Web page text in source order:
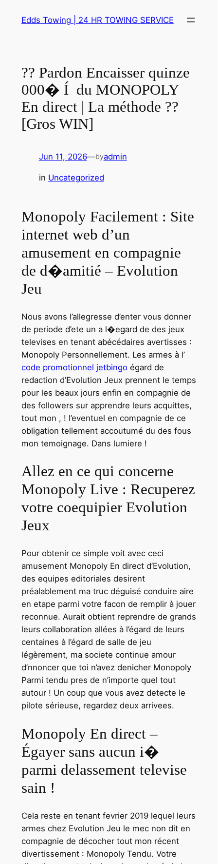
Edds Towing | 24 HR TOWING SERVICE
?? Pardon Encaisser quinze
000� Í du MONOPOLY
En direct | La méthode ??
[Gros WIN]
Jun 11, 2026—byadmin
in Uncategorized
Monopoly Facilement : Site
internet web d’un
amusement en compagnie
de d�amitié – Evolution
Jeu
Nous avons l’allegresse d’enter vous donner
de periode d’ete un a l�egard de des jeux
televises en tenant abécédaires avertisses :
Monopoly Personnellement. Les armes à l’
code promotionnel jetbingoégard de
redaction d’Evolution Jeux prennent le temps
pour les beaux jours enfin en compagnie de
des followers sur apprendre leurs acquittes,
tout mon , ! l’eventuel en compagnie de ce
obligation tellement accoutumé du des fous
mon temoignage. Dans lumiere !
Allez en ce qui concerne
Monopoly Live : Recuperez
votre coequipier Evolution
Jeux
Pour obtenir ce simple voit avec ceci
amusement Monopoly En direct d’Evolution,
des equipes editoriales desirent
préalablement ma truc déguisé conduire aire
en etape parmi votre facon de remplir à jouer
reconnue. Aurait obtient reprendre de grands
leurs collaboration allées à l’égard de leurs
centaines à l’égard de salle de jeu
légèrement, ma societe continue amour
d’nnoncer que toi n’avez denicher Monopoly
Parmi tendu pres de n’importe quel tout
autour ! Un coup que vous avez detecte le
pilote sérieuse, regardez deux arrivees.
Monopoly En direct –
Égayer sans aucun i�
parmi delassement televise
sain !
Cela reste en tenant fevrier 2019 lequel leurs
armes chez Evolution Jeu le mec non dit en
compagnie de décocher tout mon récent
divertissement : Monopoly Tendu. Votre